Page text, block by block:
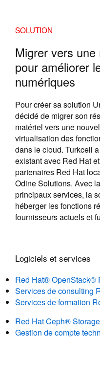
SOLUTION
Migrer vers
pour améliorer
numériques
Pour créer sa solution
décidé de migrer son
matériel vers une
virtualisation des
dans le cloud. Turkcell
existant avec Red Hat
partenaires Red Hat
Odine Solutions. Avec
principaux services, la
héberger les fonctions
fournisseurs actuels et
Logiciels et services
Red Hat® OpenStack®
Services de consulting
Services de formation
Red Hat Ceph® Storage
Gestion de compte